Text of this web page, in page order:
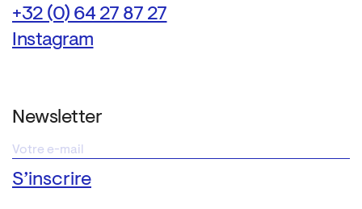
+32 (0) 64 27 87 27
Instagram
Newsletter